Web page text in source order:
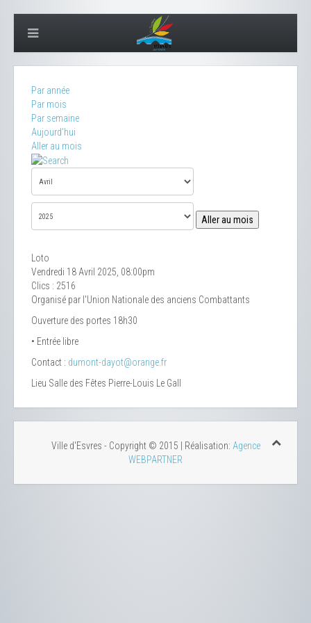
Par année
Par mois
Par semaine
Aujourd'hui
Aller au mois
Aller au mois
Loto
Vendredi 18 Avril 2025, 08:00pm
Clics : 2516
Organisé par l'Union Nationale des anciens Combattants
Ouverture des portes 18h30
• Entrée libre
Contact : dumont-dayot@orange.fr
Lieu Salle des Fêtes Pierre-Louis Le Gall
Ville d'Esvres - Copyright © 2015 | Réalisation: Agence
WEBPARTNER